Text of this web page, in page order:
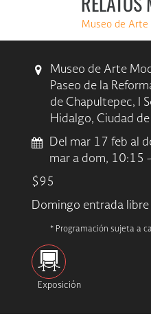
Museo de
Museo de Arte
Paseo de la
de Chapultepec, I
Hidalgo, Ciudad
Del mar 17 feb al
mar a dom, 10:15
$95
Domingo entrada libre
* Programación sujeta a
Exposición